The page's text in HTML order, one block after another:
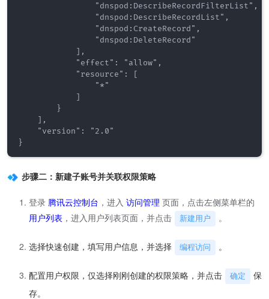
                "dnspod:DescribeRecordFilterList",
                "dnspod:DescribeRecordList",
                "dnspod:CreateRecord",
                "dnspod:DeleteRecord"
            ],
            "effect": "allow",
            "resource": [
                "*"
            ]
        }
    ],
    "version": "2.0"
}
步骤二：新建子账号并关联权限策略
登录 腾讯云控制台 ，进入 访问管理 页面，点击左侧菜单栏的
用户列表 ，进入用户列表页面，并点击 新建用户 。
选择快速创建，填写用户信息，并选择 编程访问 。
配置用户权限，仅选择刚刚创建的权限策略，并点击 确定
保
存。